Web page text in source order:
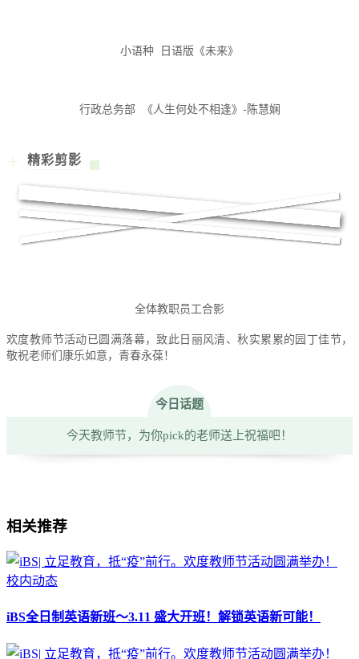
小语种 日语版《未来》
行政总务部 《人生何处不相逢》-陈慧娴
＋ 精彩剪影
全体教职员工合影
欢度教师节活动已圆满落幕，致此日丽风清、秋实累累的园丁佳节，
敬祝老师们康乐如意，青春永葆！
今日话题
今天教师节，为你pick的老师送上祝福吧！
相关推荐
校内动态
iBS全日制英语新班～3.11 盛大开班！解锁英语新可能！